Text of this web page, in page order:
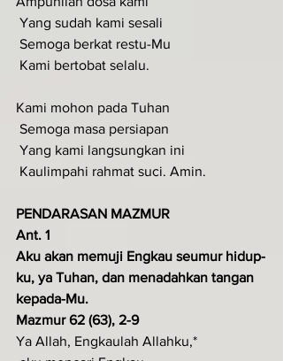
Yang sudah kami sesali
Semoga berkat restu-Mu
Kami bertobat selalu.
Kami mohon pada Tuhan
Semoga masa persiapan
Yang kami langsungkan ini
Kaulimpahi rahmat suci. Amin.
PENDARASAN MAZMUR
Ant. 1
Aku akan memuji Engkau seumur hidup­
ku, ya Tuhan, dan menadahkan tangan
kepada-Mu.
Mazmur 62 (63), 2-9
Ya Allah, Engkaulah Allahku,*